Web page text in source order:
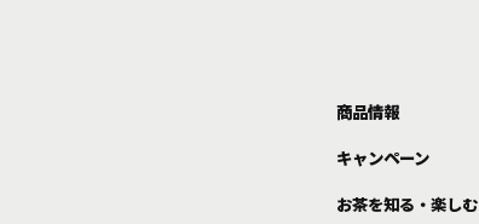
商品情報
キャンペーン
お茶を知る・楽しむ